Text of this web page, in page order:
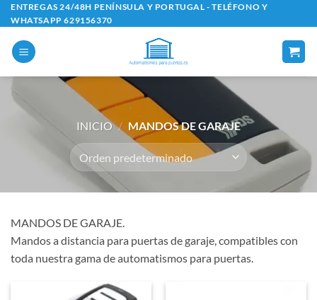
Saltar
al
contenido
ENTREGAS 24/48H PENÍNSULA Y PORTUGAL - TELÉFONO Y
WHATSAPP 629156370
INICIO / MANDOS DE GARAJE
MANDOS DE GARAJE.
Mandos a distancia para puertas de garaje, compatibles con
toda nuestra gama de automatismos para puertas.